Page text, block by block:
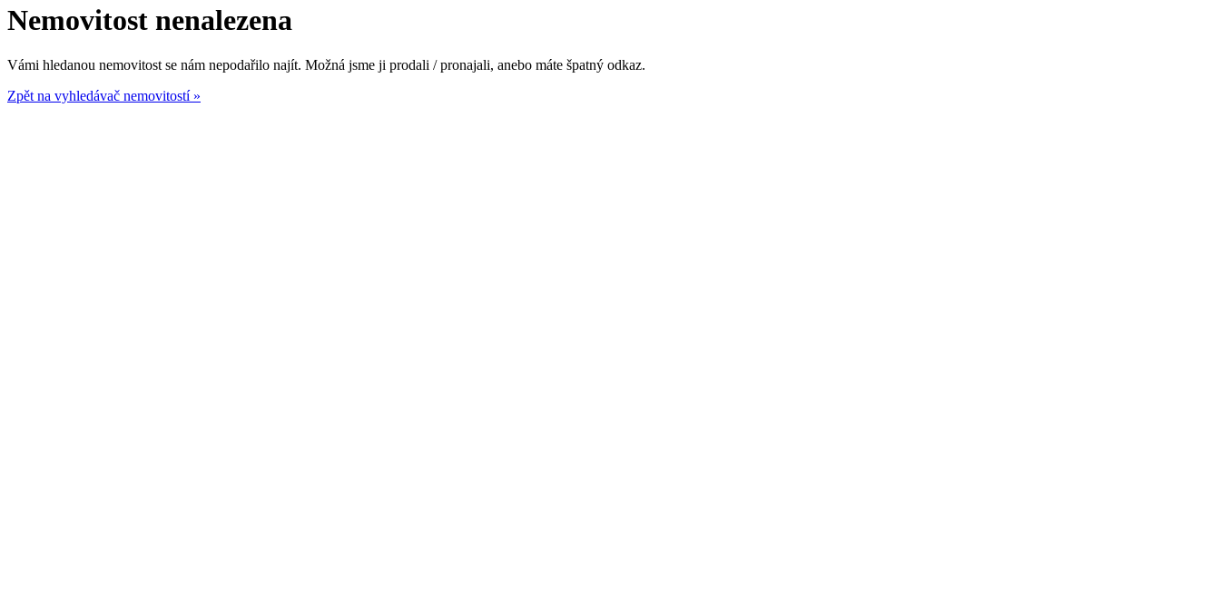
Nemovitost nenalezena
Vámi hledanou nemovitost se nám nepodařilo najít. Možná jsme ji prodali / pronajali, anebo máte špatný odkaz.
Zpět na vyhledávač nemovitostí »